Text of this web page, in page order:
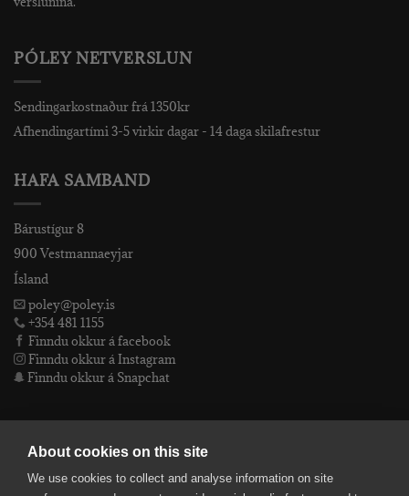
PÓLEY NETVERSLUN
Sendingarkostnaður frá 1350kr
Afhendingartími 3-5 virkir dagar - 14 daga skilafrestur
HAFA SAMBAND
Bárustígur 8
900 Vestmannaeyjar
Ísland
poley@poley.is
+354 481 1155
Finndu okkur á facebook
Finndu okkur á Instagram
Finndu okkur á Snapchat
Póley ehf
About cookies on this site
We use cookies to collect and analyse information on site